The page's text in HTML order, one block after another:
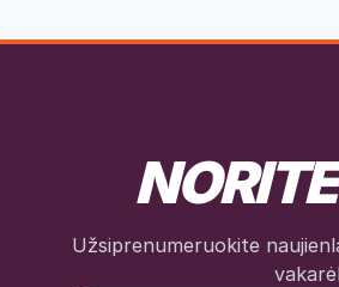
Užsiprenumeruokite